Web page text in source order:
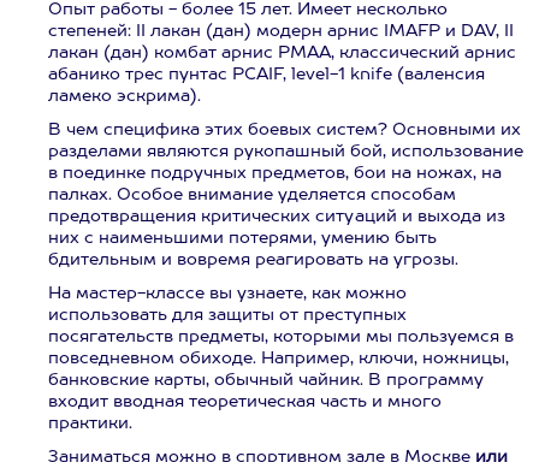
Опыт работы - более 15 лет. Имеет несколько
степеней: II лакан (дан) модерн арнис IMAFP и DAV, II
лакан (дан) комбат арнис PMAA, классический арнис
абанико трес пунтас PCAIF, level-1 knife (валенсия
ламеко эскрима).
В чем специфика этих боевых систем? Основными их
разделами являются рукопашный бой, использование
в поединке подручных предметов, бои на ножах, на
палках. Особое внимание уделяется способам
предотвращения критических ситуаций и выхода из
них с наименьшими потерями, умению быть
бдительным и вовремя реагировать на угрозы.
На мастер-классе вы узнаете, как можно
использовать для защиты от преступных
посягательств предметы, которыми мы пользуемся в
повседневном обиходе. Например, ключи, ножницы,
банковские карты, обычный чайник. В программу
входит вводная теоретическая часть и много
практики.
Заниматься можно в спортивном зале в Москве или